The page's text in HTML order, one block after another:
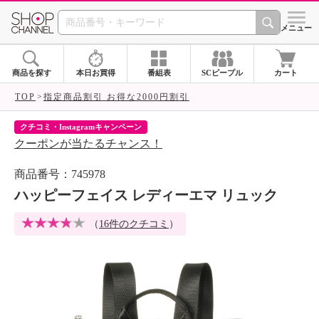
SHOP CHANNEL シメニュー
商品を探す 本日お買得 番組表 SCピープル カート
TOP 指定商品割引 お得な2000円割引
クチコミ・Instagramキャンペーン
クーポンが当たるチャンス！
商品番号：745978
ハッピーフェイス レディーエマ リュック
（ 16件のクチコミ ）